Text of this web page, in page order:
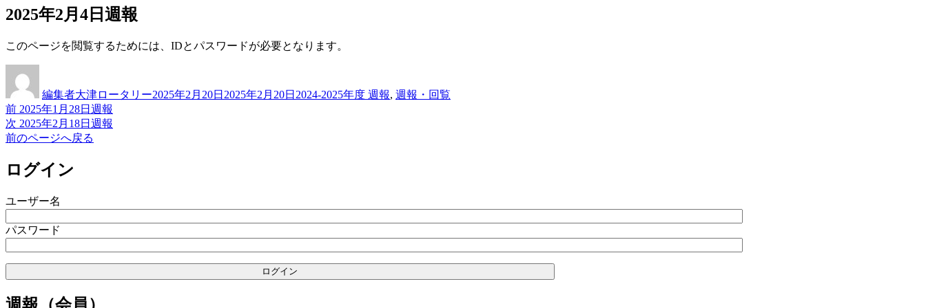
2025年2月4日週報
このページを閲覧するためには、IDとパスワードが必要となります。
者
編集者大津ロータリー日:
2025年2月20日 2025年2月20日ゴ
2024-2025年度 週報, 週報・回覧
投
稿
ビ
ゲ
ー
シ
ョ
前 前
の
投
2025年1月28日週報
次 次
の
稿:
2025年2月18日週報
前のページへ戻る
ログイン
ユーザー名
パスワード